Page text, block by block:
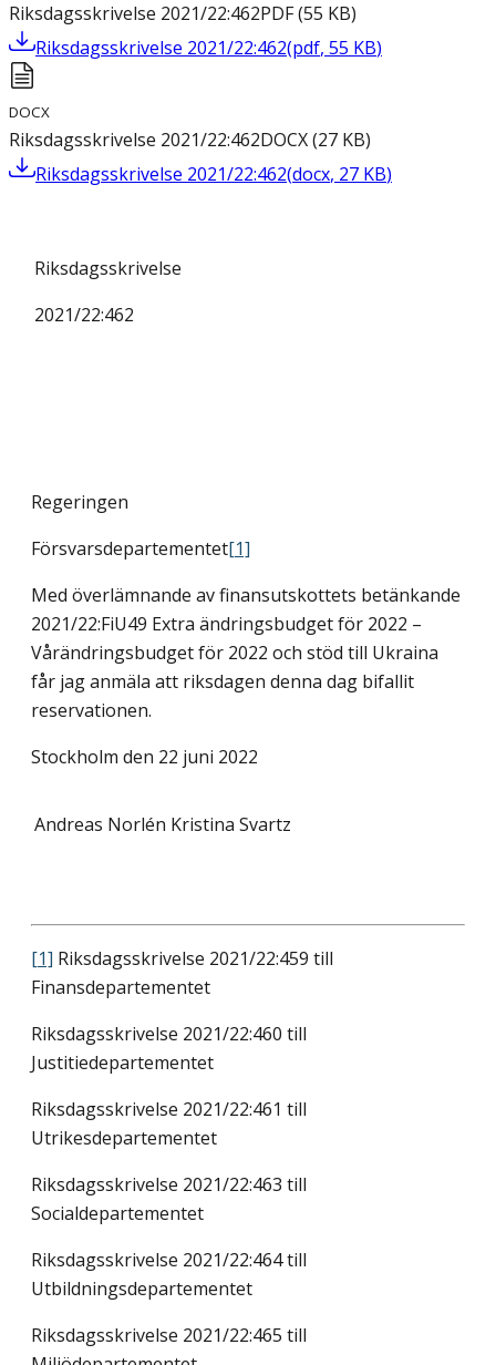
Riksdagsskrivelse 2021/22:462PDF(55 KB)
Riksdagsskrivelse 2021/22:462(pdf, 55 KB)
DOCX
Riksdagsskrivelse 2021/22:462DOCX(27 KB)
Riksdagsskrivelse 2021/22:462(docx, 27 KB)
Riksdagsskrivelse
2021/22:462
Regeringen
Försvarsdepartementet[1]
Med överlämnande av finansutskottets betänkande
2021/22:FiU49 Extra ändringsbudget för 2022 –
Vårändringsbudget för 2022 och stöd till Ukraina
får jag anmäla att riksdagen denna dag bifallit
reservationen.
Stockholm den 22 juni 2022
Andreas Norlén Kristina Svartz
[1] Riksdagsskrivelse 2021/22:459 till
Finansdepartementet
Riksdagsskrivelse 2021/22:460 till
Justitiedepartementet
Riksdagsskrivelse 2021/22:461 till
Utrikesdepartementet
Riksdagsskrivelse 2021/22:463 till
Socialdepartementet
Riksdagsskrivelse 2021/22:464 till
Utbildningsdepartementet
Riksdagsskrivelse 2021/22:465 till